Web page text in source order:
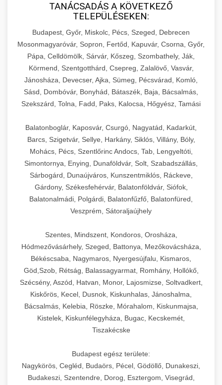
TANÁCSADÁS A KÖVETKEZŐ
TELEPÜLÉSEKEN:
Budapest, Győr, Miskolc, Pécs, Szeged, Debrecen
Mosonmagyaróvár, Sopron, Fertőd, Kapuvár, Csorna, Győr,
Pápa, Celldömölk, Sárvár, Kőszeg, Szombathely, Ják,
Körmend, Szentgotthárd, Csepreg, Zalalövő, Vasvár,
Jánosháza, Devecser, Ajka, Sümeg, Pécsvárad, Komló,
Sásd, Dombóvár, Bonyhád, Bátaszék, Baja, Bácsalmás,
Szekszárd, Tolna, Fadd, Paks, Kalocsa, Hőgyész, Tamási
Balatonboglár, Kaposvár, Csurgó, Nagyatád, Kadarkút,
Barcs, Szigetvár, Sellye, Harkány, Siklós, Villány, Bóly,
Mohács, Pécs, Szentlőrinc Andocs, Tab, Lengyeltóti,
Simontornya, Enying, Dunaföldvár, Solt, Szabadszállás,
Sárbogárd, Dunaújváros, Kunszentmiklós, Ráckeve,
Gárdony, Székesfehérvár, Balatonföldvár, Siófok,
Balatonalmádi, Polgárdi, Balatonfűzfő, Balatonfüred,
Veszprém, Sátoraljaújhely
Szentes, Mindszent, Kondoros, Orosháza,
Hódmezővásárhely, Szeged, Battonya, Mezőkovácsháza,
Békéscsaba, Nagymaros, Nyergesújfalu, Kismaros,
Göd,Szob, Rétság, Balassagyarmat, Romhány, Hollókő,
Szécsény, Aszód, Hatvan, Monor, Lajosmizse, Soltvadkert,
Kiskőrös, Kecel, Dusnok, Kiskunhalas, Jánoshalma,
Bácsalmás, Kelebia, Röszke, Mórahalom, Kiskunmajsa,
Kistelek, Kiskunfélegyháza, Bugac, Kecskemét,
Tiszakécske
Budapest egész területe:
Nagykörös, Cegléd, Budaörs, Pécel, Gödöllő, Dunakeszi,
Budakeszi, Szentendre, Dorog, Esztergom, Visegrád,